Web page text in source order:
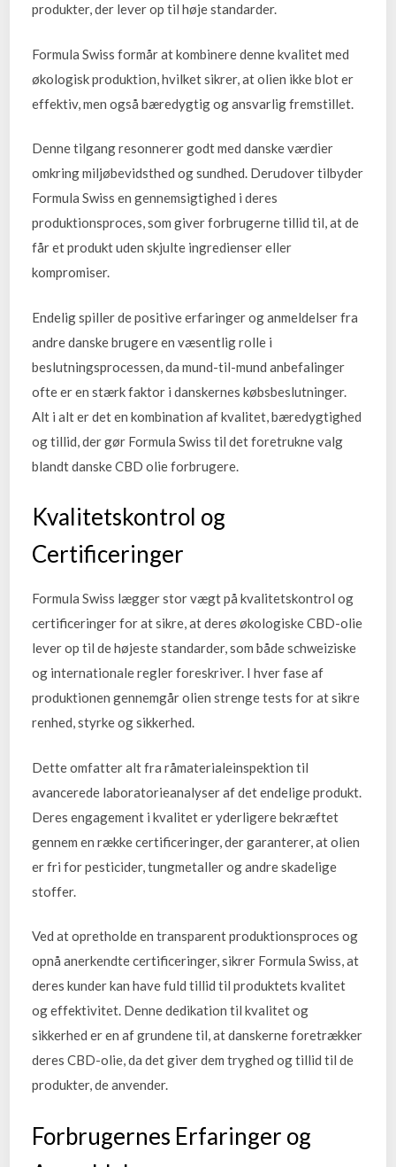
produkter, der lever op til høje standarder.
Formula Swiss formår at kombinere denne kvalitet med
økologisk produktion, hvilket sikrer, at olien ikke blot er
effektiv, men også bæredygtig og ansvarlig fremstillet.
Denne tilgang resonnerer godt med danske værdier
omkring miljøbevidsthed og sundhed. Derudover tilbyder
Formula Swiss en gennemsigtighed i deres
produktionsproces, som giver forbrugerne tillid til, at de
får et produkt uden skjulte ingredienser eller
kompromiser.
Endelig spiller de positive erfaringer og anmeldelser fra
andre danske brugere en væsentlig rolle i
beslutningsprocessen, da mund-til-mund anbefalinger
ofte er en stærk faktor i danskernes købsbeslutninger.
Alt i alt er det en kombination af kvalitet, bæredygtighed
og tillid, der gør Formula Swiss til det foretrukne valg
blandt danske CBD olie forbrugere.
Kvalitetskontrol og
Certificeringer
Formula Swiss lægger stor vægt på kvalitetskontrol og
certificeringer for at sikre, at deres økologiske CBD-olie
lever op til de højeste standarder, som både schweiziske
og internationale regler foreskriver. I hver fase af
produktionen gennemgår olien strenge tests for at sikre
renhed, styrke og sikkerhed.
Dette omfatter alt fra råmaterialeinspektion til
avancerede laboratorieanalyser af det endelige produkt.
Deres engagement i kvalitet er yderligere bekræftet
gennem en række certificeringer, der garanterer, at olien
er fri for pesticider, tungmetaller og andre skadelige
stoffer.
Ved at opretholde en transparent produktionsproces og
opnå anerkendte certificeringer, sikrer Formula Swiss, at
deres kunder kan have fuld tillid til produktets kvalitet
og effektivitet. Denne dedikation til kvalitet og
sikkerhed er en af grundene til, at danskerne foretrækker
deres CBD-olie, da det giver dem tryghed og tillid til de
produkter, de anvender.
Forbrugernes Erfaringer og